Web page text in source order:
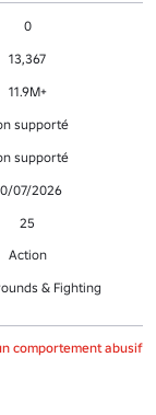
0
13,367
11.9M+
supporté
supporté
07/2026
25
Action
& Fighting
comportement abusif